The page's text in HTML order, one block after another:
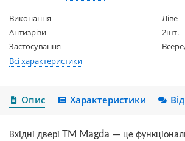
Виконання
Ліве
Антизрізи
2шт.
Застосування
Всі характеристики
Опис Характеристики
Вхідні двері ТМ Magda — це